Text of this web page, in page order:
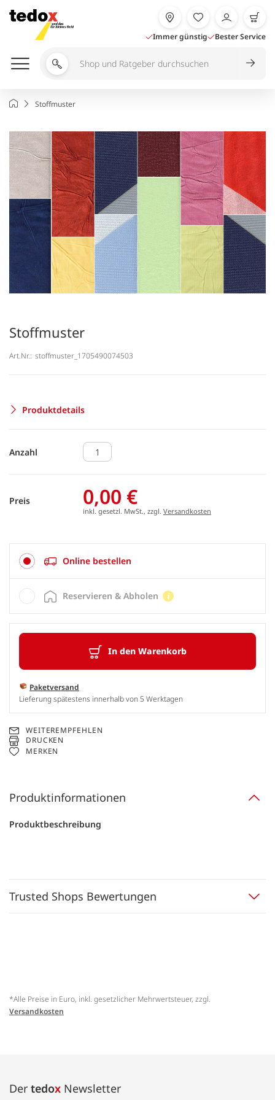
Inhalt
springen
Immer günstig Bester Service
Shop
Ratgeber
StartseiteStoffmuster
Stoffmuster
Art.Nr.: stoffmuster_1705490074503
Produktdetails
Anzahl
Preis 0,00 €
inkl. gesetzl. MwSt., zzgl. Versandkosten
Online bestellen
In den Warenkorb
Paketversand
Lieferung spätestens innerhalb von 5 Werktagen
Reservieren & Abholen
WEITEREMPFEHLEN
DRUCKEN
MERKEN
Produktinformationen
Produktbeschreibung
Trusted Shops Bewertungen
*Alle Preise in Euro, inkl. gesetzlicher Mehrwertsteuer, zzgl.
Versandkosten
Der tedox Newsletter